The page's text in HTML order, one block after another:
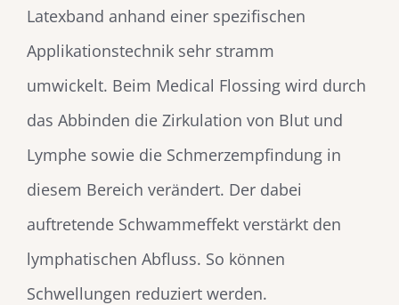
Latexband anhand einer spezifischen
Applikationstechnik sehr stramm
umwickelt. Beim Medical Flossing wird durch
das Abbinden die Zirkulation von Blut und
Lymphe sowie die Schmerzempfindung in
diesem Bereich verändert. Der dabei
auftretende Schwammeffekt verstärkt den
lymphatischen Abfluss. So können
Schwellungen reduziert werden.